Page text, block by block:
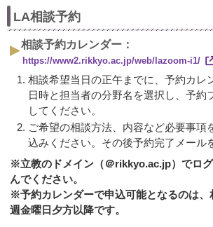
LA相談予約
相談予約カレンダー：
https://www2.rikkyo.ac.jp/web/lazoom-i1/
相談希望当日の正午までに、予約カレ
日時と担当者の分野名を選択し、予約
してください。
ご希望の相談方法、内容など必要事項
込みください。その後予約完了メール
※立教のドメイン（＠rikkyo.ac.jp）でロ
んでください。
※予約カレンダーで申込可能となるのは、
週金曜日夕方以降です。